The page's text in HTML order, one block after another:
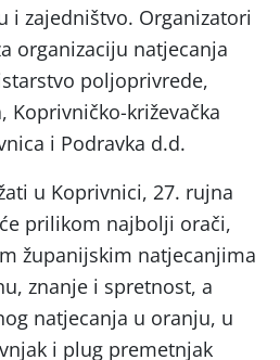
i zajedništvo. Organizatori
organizaciju natjecanja
poljoprivrede,
Koprivničko-križevačka
i Podravka d.d.
u Koprivnici, 27. rujna
prilikom najbolji orači,
županijskim natjecanjima
znanje i spretnost, a
natjecanja u oranju, u
i plug premetnjak